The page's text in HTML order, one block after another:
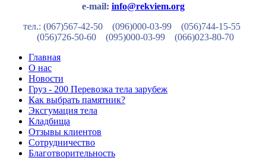
e-mail: info@rekviem.org
тел.: (067)567-42-50 (096)000-03-99
(056)744-15-55
(056)726-50-60
(095)000-03-99
(066)023-80-70
Главная
О нас
Новости
Груз - 200 Перевозка тела зарубеж
Как выбрать памятник?
Эксгумация тела
Кладбища
Отзывы клиентов
Сотрудничество
Благотворительность